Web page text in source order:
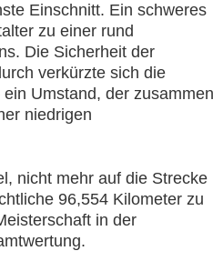
Einschnitt. Ein schweres
zu einer rund
Die Sicherheit der
verkürzte sich die
Umstand, der zusammen
niedrigen
nicht mehr auf die Strecke
96,554 Kilometer zu
in der